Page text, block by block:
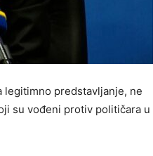
legitimno predstavljanje, ne
su vođeni protiv političara u